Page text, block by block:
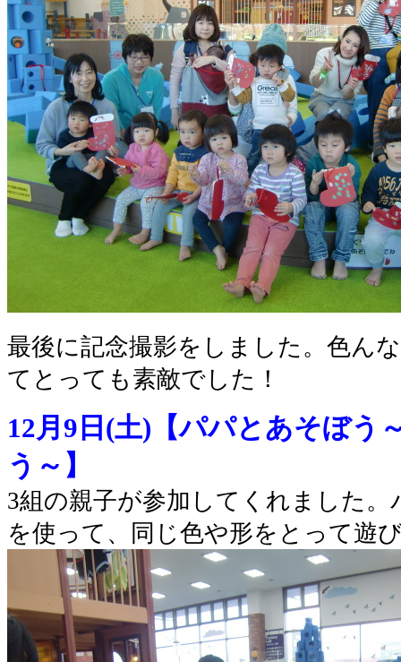
最後に記念撮影をしました。色ん
てとっても素敵でした！
12月9日(土) 【パパとあそぼう
う～ 】
3組の親子が参加してくれました
を使って、同じ色や形をとって遊